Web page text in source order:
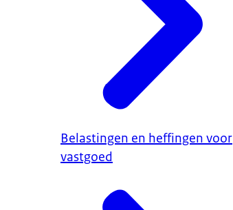
Belastingen en heffingen voor
vastgoed